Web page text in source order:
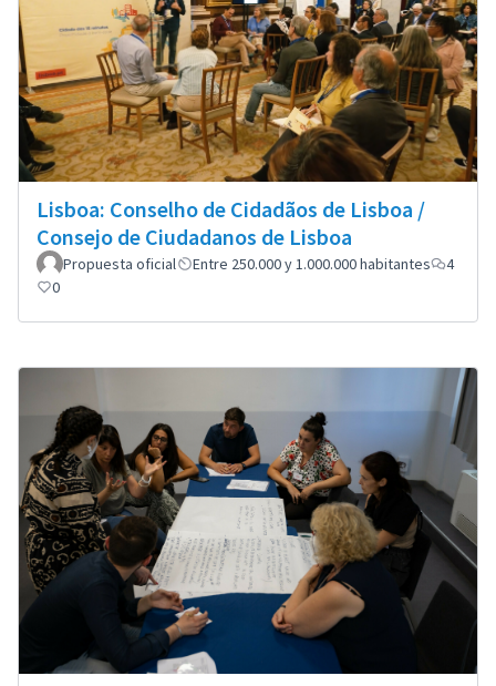
Lisboa: Conselho de Cidadãos de Lisboa /
Consejo de Ciudadanos de Lisboa
Propuesta oficial Entre 250.000 y 1.000.000 habitantes
4
0